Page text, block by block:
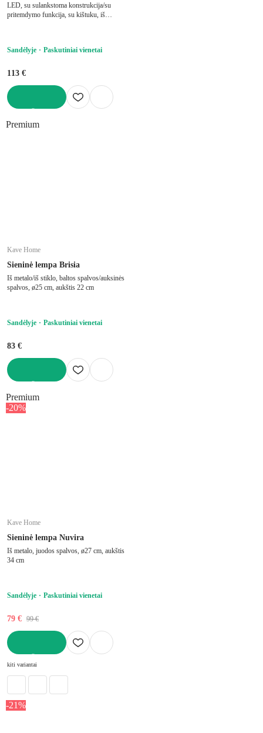
LED, su sulankstoma konstrukcija/su
pritemdymo funkcija, su kištuku, iš
Sandėlyje
Paskutiniai vienetai
113 €
Premium
Kave Home
Sieninė lempa Brisia
Iš metalo/iš stiklo, baltos spalvos/auksinės
spalvos, ø25 cm, aukštis 22 cm
Sandėlyje Paskutiniai vienetai
83 €
Premium
-20%
Kave Home
Sieninė lempa Nuvira
Iš metalo, juodos spalvos, ø27 cm, aukštis
34 cm
Sandėlyje Paskutiniai vienetai
79 € 99 €
kiti variantai
-21%